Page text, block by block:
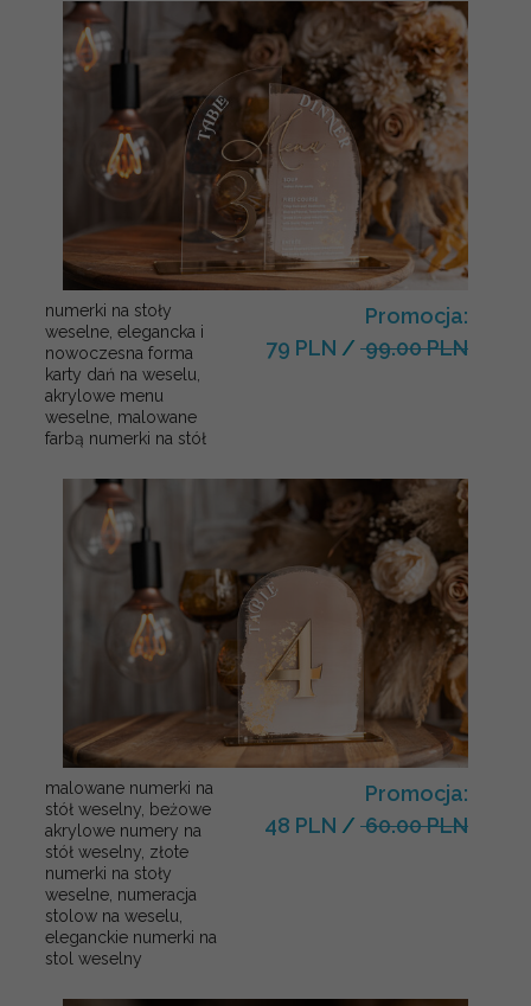
numerki na stoły
weselne, elegancka i
nowoczesna forma
karty dań na weselu,
akrylowe menu
weselne, malowane
farbą numerki na stół
Promocja:
79 PLN / 99.00 PLN
malowane numerki na
stół weselny, beżowe
akrylowe numery na
stół weselny, złote
numerki na stoły
weselne, numeracja
stolow na weselu,
eleganckie numerki na
stol weselny
Promocja:
48 PLN / 60.00 PLN